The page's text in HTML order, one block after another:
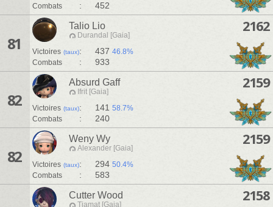
Combats
: 452
81
Talio Lio
Durandal [Gaia]
Victoires (taux): 437 46.8%
Combats
: 933
2162
82
Absurd Gaff
Ifrit [Gaia]
Victoires (taux): 141 58.7%
Combats
: 240
2159
82
Weny Wy
Alexander [Gaia]
Victoires (taux): 294 50.4%
Combats
: 583
2159
Cutter Wood
Tiamat [Gaia]
2158